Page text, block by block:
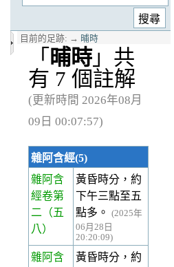
目前的足跡: → 晡時
「 晡時」共
有 7 個註解
(更新時間 2026年08月
09日 00:07:57)
雜阿含經(5)
雜阿含
經卷第
二 （五
八）
黃昏時分，約
下午三點至五
點多。
(2025年
06月28日
20:20:09)
雜阿含
黃昏時分，約